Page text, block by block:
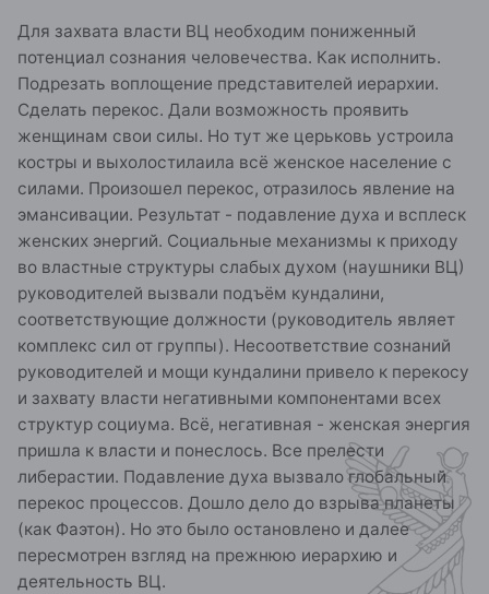
Для захвата власти ВЦ необходим пониженный
потенциал сознания человечества. Как исполнить.
Подрезать воплощение представителей иерархии.
Сделать перекос. Дали возможность проявить
женщинам свои силы. Но тут же церьковь устроила
костры и выхолостилаила всё женское население с
силами. Произошел перекос, отразилось явление на
эмансивации. Результат - подавление духа и всплеск
женских энергий. Социальные механизмы к приходу
во властные структуры слабых духом (наушники ВЦ)
руководителей вызвали подъём кундалини,
соответствующие должности (руководитель являет
комплекс сил от группы). Несоответствие сознаний
руководителей и мощи кундалини привело к перекосу
и захвату власти негативными компонентами всех
структур социума. Всё, негативная - женская энергия
пришла к власти и понеслось. Все прелести
либерастии. Подавление духа вызвало глобальный
перекос процессов. Дошло дело до взрыва планеты
(как Фаэтон). Но это было остановлено и далее
пересмотрен взгляд на прежнюю иерархию и
деятельность ВЦ.